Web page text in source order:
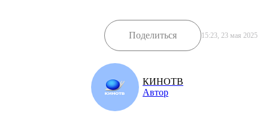
Поделиться 15:23, 23 мая 2025
КИНОТВ
Автор